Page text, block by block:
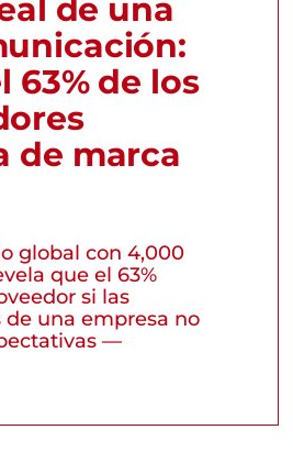
de una
63% de los
de marca
global con 4,000
que el 63%
si las
una empresa no
—